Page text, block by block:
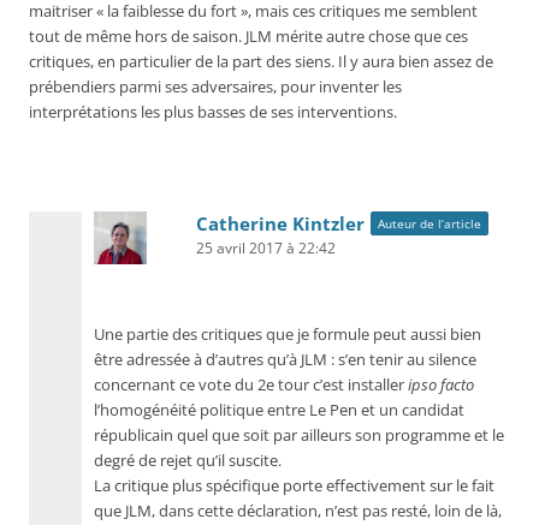
maitriser « la faiblesse du fort », mais ces critiques me semblent
tout de même hors de saison. JLM mérite autre chose que ces
critiques, en particulier de la part des siens. Il y aura bien assez de
prébendiers parmi ses adversaires, pour inventer les
interprétations les plus basses de ses interventions.
Catherine Kintzler Auteur de l’article
25 avril 2017 à 22:42
Une partie des critiques que je formule peut aussi bien
être adressée à d’autres qu’à JLM : s’en tenir au silence
concernant ce vote du 2e tour c’est installeripso facto
l’homogénéité politique entre Le Pen et un candidat
républicain quel que soit par ailleurs son programme et le
degré de rejet qu’il suscite.
La critique plus spécifique porte effectivement sur le fait
que JLM, dans cette déclaration, n’est pas resté, loin de là,